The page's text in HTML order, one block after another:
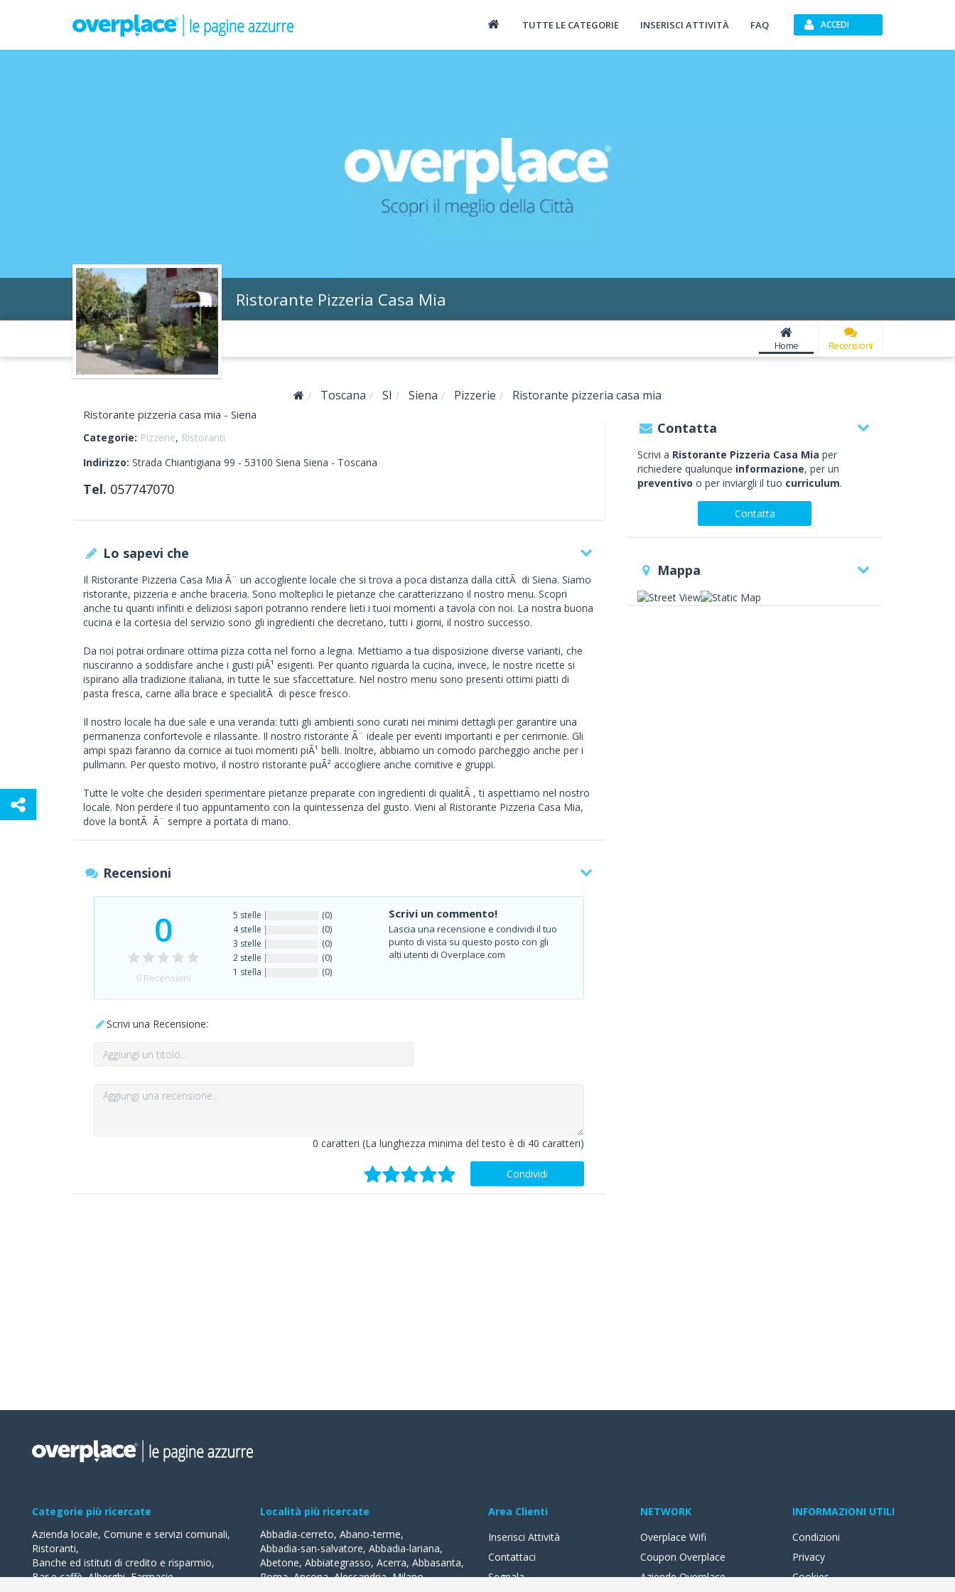
TUTTE LE CATEGORIE INSERISCI ATTIVITÀ FAQ ACCEDI
Ristorante Pizzeria Casa Mia
Home Recensioni
Toscana SI Siena Pizzerie Ristorante pizzeria casa mia
Ristorante pizzeria casa mia - Siena
Categorie: Pizzerie, Ristoranti
Indirizzo: Strada Chiantigiana 99 - 53100 Siena Siena - Toscana
Tel. 057747070
Lo sapevi che
Il Ristorante Pizzeria Casa Mia Ã¨ un accogliente locale che si trova a poca distanza dalla cittÃ di Siena. Siamo
ristorante, pizzeria e anche braceria. Sono molteplici le pietanze che caratterizzano il nostro menu. Scopri
anche tu quanti infiniti e deliziosi sapori potranno rendere lieti i tuoi momenti a tavola con noi. La nostra buona
cucina e la cortesia del servizio sono gli ingredienti che decretano, tutti i giorni, il nostro successo.
Da noi potrai ordinare ottima pizza cotta nel forno a legna. Mettiamo a tua disposizione diverse varianti, che
riusciranno a soddisfare anche i gusti piÃ¹ esigenti. Per quanto riguarda la cucina, invece, le nostre ricette si
ispirano alla tradizione italiana, in tutte le sue sfaccettature. Nel nostro menu sono presenti ottimi piatti di
pasta fresca, carne alla brace e specialitÃ di pesce fresco.
Il nostro locale ha due sale e una veranda: tutti gli ambienti sono curati nei minimi dettagli per garantire una
permanenza confortevole e rilassante. Il nostro ristorante Ã¨ ideale per eventi importanti e per cerimonie. Gli
ampi spazi faranno da cornice ai tuoi momenti piÃ¹ belli. Inoltre, abbiamo un comodo parcheggio anche per i
pullmann. Per questo motivo, il nostro ristorante puÃ² accogliere anche comitive e gruppi.
Tutte le volte che desideri sperimentare pietanze preparate con ingredienti di qualitÃ , ti aspettiamo nel nostro
locale. Non perdere il tuo appuntamento con la quintessenza del gusto. Vieni al Ristorante Pizzeria Casa Mia,
dove la bontÃ Ã¨ sempre a portata di mano.
Recensioni
0
0Recensioni
5 stelle
(0)
4 stelle
(0)
3 stelle
(0)
2 stelle
(0)
1 stella
(0)
Scrivi un commento!
Lascia una recensione e condividi il tuo
punto di vista su questo posto con gli
alti utenti di Overplace.com
Scrivi una Recensione:
0 caratteri (La lunghezza minima del testo è di 40 caratteri)
Condividi
Contatta
Scrivi a Ristorante Pizzeria Casa Mia per
richiedere qualunque informazione, per un
preventivo o per inviargli il tuo curriculum.
Contatta
Mappa
Categorie più ricercate
Azienda locale, Comune e servizi comunali,
Ristoranti,
Banche ed istituti di credito e risparmio,
Bar e caffè,Alberghi,Farmacie,
Località più ricercate
Abbadia-cerreto, Abano-terme,
Abbadia-san-salvatore, Abbadia-lariana,
Abetone, Abbiategrasso, Acerra, Abbasanta,
Roma,Ancona,Alessandria,Milano,
Area Clienti
Inserisci Attività
Contattaci
Segnala
NETWORK
Overplace Wifi
Coupon Overplace
Aziende Overplace
INFORMAZIONI UTILI
Condizioni
Privacy
Cookies